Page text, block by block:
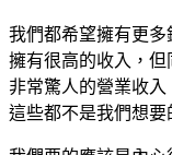
我們都希望擁有更
擁有很高的收入，
非常驚人的營業收
這些都不是我們想要